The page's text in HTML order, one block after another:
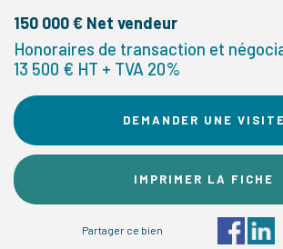
150 000 € Net vendeur
Honoraires de transaction et
13 500 € HT + TVA 20%
DEMANDER UNE VISITE
IMPRIMER LA FICHE
Partager ce bien